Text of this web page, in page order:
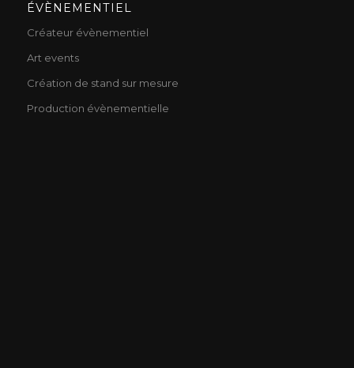
ÉVÈNEMENTIEL
Créateur évènementiel
Art events
Création de stand sur mesure
Production évènementielle